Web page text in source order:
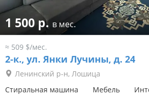
1 500 р.в мес.
≈ 509 $/мес.
2-к., ул. Янки Лучины, д. 24
Ленинский р-н, Лошица
Стиральная машина
Мебель